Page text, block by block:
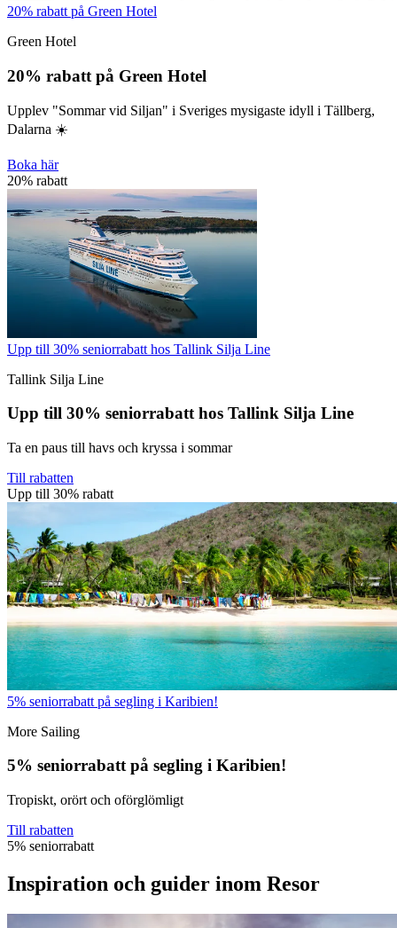
20% rabatt på Green Hotel
Green Hotel
20% rabatt på Green Hotel
Upplev "Sommar vid Siljan" i Sveriges mysigaste idyll i Tällberg,
Dalarna ☀️
Boka här
20% rabatt
Upp till 30% seniorrabatt hos Tallink Silja Line
Tallink Silja Line
Upp till 30% seniorrabatt hos Tallink Silja Line
Ta en paus till havs och kryssa i sommar
Till rabatten
Upp till 30% rabatt
5% seniorrabatt på segling i Karibien!
More Sailing
5% seniorrabatt på segling i Karibien!
Tropiskt, orört och oförglömligt
Till rabatten
5% seniorrabatt
Inspiration och guider inom Resor